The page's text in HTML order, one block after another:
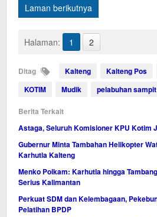
Laman berikutnya
Halaman: 1 2
Ditag Kalteng Kalteng Pos
KOTIM
Mudik pelabuhan sampit
Berita Terkait
Astaga, Seluruh Komisioner KPU Kotim
Gubernur Minta Tambahan Helikopter
Karhutla Kalteng
Menko Polkam: Karhutla hingga
Serius Kalimantan
Perkuat SDM dan Kelembagaan,
Pelatihan BPDP